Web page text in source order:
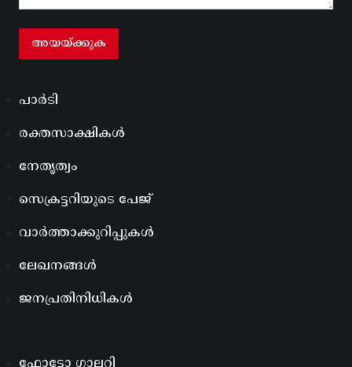
പാർടി
രക്തസാക്ഷികൾ
നേതൃത്വം
സെക്രട്ടറിയുടെ പേജ്
വാർത്താക്കുറിപ്പുകൾ
ലേഖനങ്ങൾ
ജനപ്രതിനിധികൾ
ഫോട്ടോ ഗാലറി